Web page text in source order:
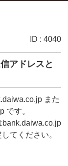
ID : 4040
アドレスと
また
です。
bank.daiwa.co.jp
てください。